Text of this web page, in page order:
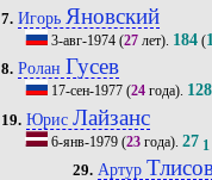
7. Игорь Яновский
3-авг-1974 (27 лет). 184 (
8. РоланГусев
17-сен-1977 (24 года). 128
19. ЮрисЛайзанс
6-янв-1979 (23 года).27 1
29. Артур